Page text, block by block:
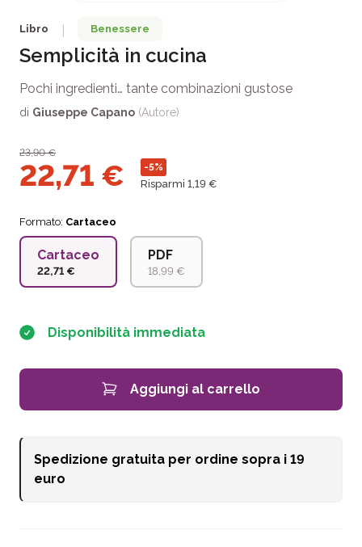
Libro Benessere
Semplicità in cucina
Pochi ingredienti… tante combinazioni gustose
di Giuseppe Capano (Autore)
23,90€
22,71 € -5%
Risparmi 1,19 €
Formato: Cartaceo
Cartaceo
22,71 €
PDF
18,99 €
Disponibilità immediata
Aggiungi al carrello
Spedizione gratuita per ordine sopra i 19
euro